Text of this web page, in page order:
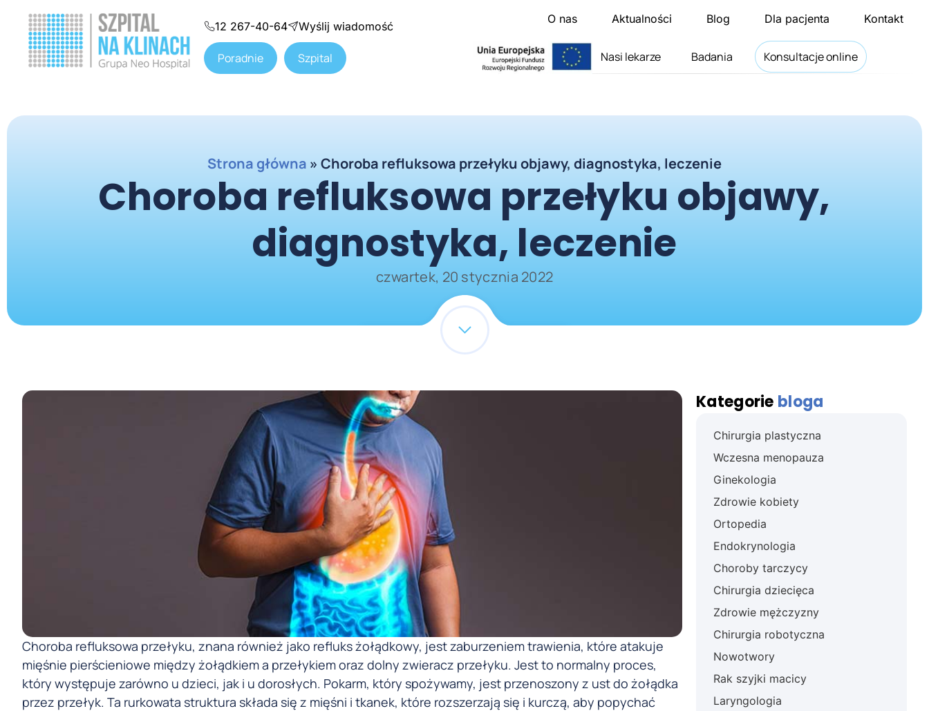
12 267-40-64 Wyślij wiadomość
Poradnie Szpital
O nas Aktualności Blog Dla pacjenta Kontakt
Nasi lekarze Badania Konsultacje online
Strona główna » Choroba refluksowa przełyku objawy, diagnostyka, leczenie
Choroba refluksowa przełyku objawy,
diagnostyka, leczenie
czwartek, 20 stycznia 2022
Choroba refluksowa przełyku, znana również jako refluks żołądkowy, jest zaburzeniem trawienia, które atakuje
mięśnie pierścieniowe między żołądkiem a przełykiem oraz dolny zwieracz przełyku. Jest to normalny proces,
który występuje zarówno u dzieci, jak i u dorosłych. Pokarm, który spożywamy, jest przenoszony z ust do żołądka
przez przełyk. Ta rurkowata struktura składa się z mięśni i tkanek, które rozszerzają się i kurczą, aby popychać
Kategorie bloga
Chirurgia plastyczna
Wczesna menopauza
Ginekologia
Zdrowie kobiety
Ortopedia
Endokrynologia
Choroby tarczycy
Chirurgia dziecięca
Zdrowie mężczyzny
Chirurgia robotyczna
Nowotwory
Rak szyjki macicy
Laryngologia